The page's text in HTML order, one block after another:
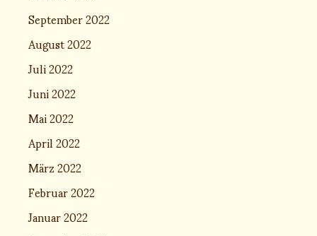
September 2022
August 2022
Juli 2022
Juni 2022
Mai 2022
April 2022
März 2022
Februar 2022
Januar 2022